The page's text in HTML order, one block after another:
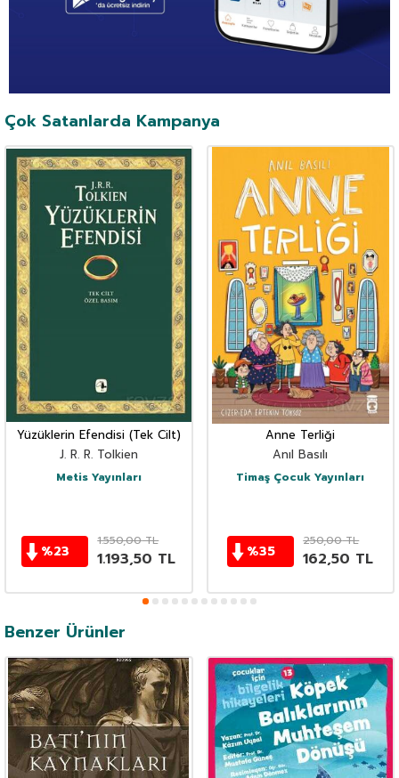
Çok Satanlarda Kampanya
Yüzüklerin Efendisi (Tek Cilt)
J. R. R. Tolkien
Metis Yayınları
%23
1.550,00TL
1.193,50 TL
Anne Terliği
Anıl Basılı
Timaş Çocuk Yayınları
%35
250,00TL
162,50 TL
Benzer Ürünler